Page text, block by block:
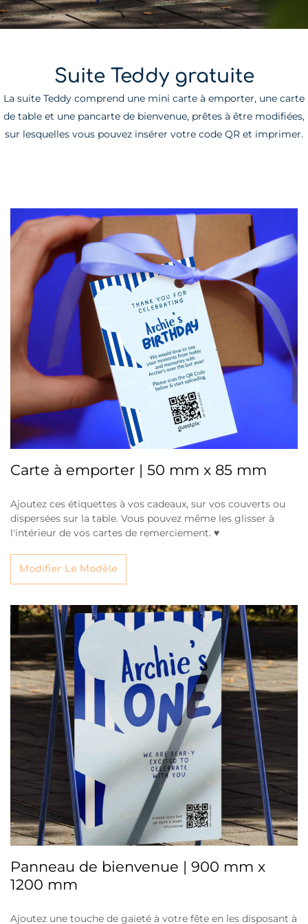
Suite Teddy gratuite
La suite Teddy comprend une mini carte à emporter, une carte
de table et une pancarte de bienvenue, prêtes à être modifiées,
sur lesquelles vous pouvez insérer votre code QR et imprimer.
Carte à emporter | 50 mm x 85 mm
Ajoutez ces étiquettes à vos cadeaux, sur vos couverts ou
dispersées sur la table. Vous pouvez même les glisser à
l'intérieur de vos cartes de remerciement. ♥
Modifier Le Modèle
Panneau de bienvenue | 900 mm x
1200 mm
Ajoutez une touche de gaieté à votre fête en les disposant à